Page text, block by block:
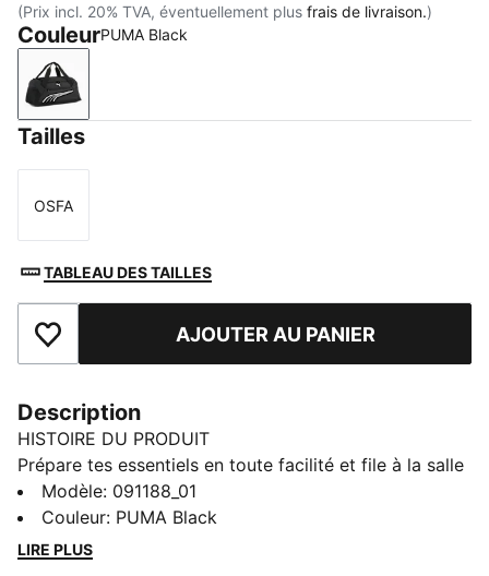
(Prix incl. 20% TVA, éventuellement plus frais de livraison.)
CouleurPUMA Black
PUMA Black
Tailles
Taille
OSFA
TABLEAU DES TAILLES
Ajouter aux favorisAJOUTER AU PANIER
Description
HISTOIRE DU PRODUIT
Prépare tes essentiels en toute facilité et file à la salle
de sport avec style. Doté de plusieurs compartiments,
d'une poche séparée pour les chaussures et d'une
bandoulière réglable, ce sac PUMA te permet
Modèle: 091188_01
Couleur: PUMA Black
LIRE PLUS